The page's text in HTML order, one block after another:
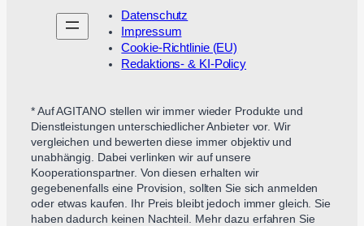
Datenschutz
Impressum
Cookie-Richtlinie (EU)
Redaktions- & KI-Policy
* Auf AGITANO stellen wir immer wieder Produkte und
Dienstleistungen unterschiedlicher Anbieter vor. Wir
vergleichen und bewerten diese immer objektiv und
unabhängig. Dabei verlinken wir auf unsere
Kooperationspartner. Von diesen erhalten wir
gegebenenfalls eine Provision, sollten Sie sich anmelden
oder etwas kaufen. Ihr Preis bleibt jedoch immer gleich. Sie
haben dadurch keinen Nachteil. Mehr dazu erfahren Sie